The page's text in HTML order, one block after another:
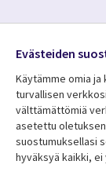
Resurssikeskus
Library
Asiakastarinat
Media
FINLAND
Evästeiden
Käytämme omia
turvallisen
välttämättömiä
asetettu
suostumuksellasi
hyväksyä kaikki,